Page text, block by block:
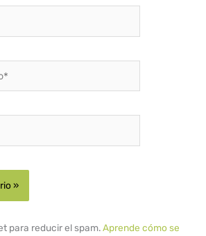
para reducir el spam.Aprende cómo se